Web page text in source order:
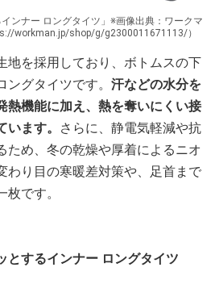
ンナー ロングタイツ」※画像出典：ワークマ
workman.jp/shop/g/g2300011671113/）
地を採用しており、ボトムスの下
グタイツです。 汗などの水分を
熱機能に加え、熱を奪いにくい接
ます。
さらに、静電気軽減や抗
ため、冬の乾燥や厚着によるニオ
わり目の寒暖差対策や、足首まで
です。
するインナー ロングタイツ